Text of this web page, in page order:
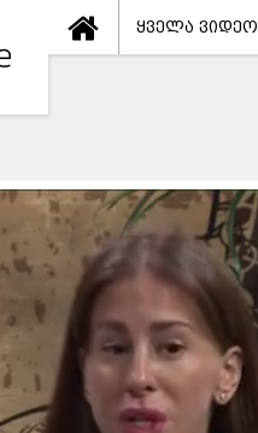
ყველა ვიდეო